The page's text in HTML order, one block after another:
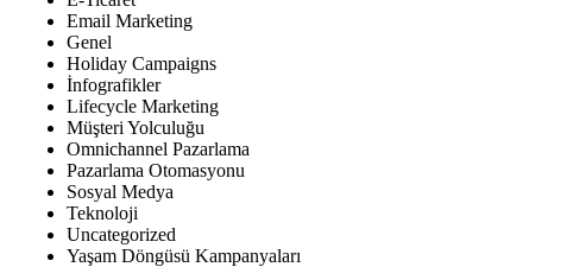
Email Marketing
Genel
Holiday Campaigns
İnfografikler
Lifecycle Marketing
Müşteri Yolculuğu
Omnichannel Pazarlama
Pazarlama Otomasyonu
Sosyal Medya
Teknoloji
Uncategorized
Yaşam Döngüsü Kampanyaları